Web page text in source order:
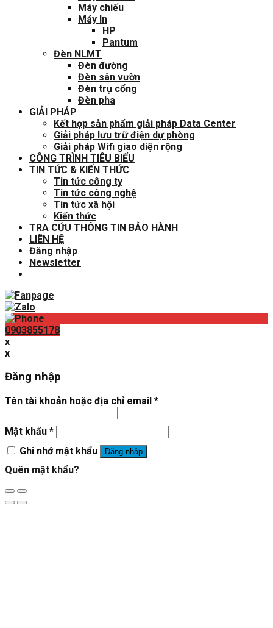
Máy chiếu
Máy In
HP
Pantum
Đèn NLMT
Đèn đường
Đèn sân vườn
Đèn trụ cổng
Đèn pha
GIẢI PHÁP
Kết hợp sản phẩm giải pháp Data Center
Giải pháp lưu trữ điện dự phòng
Giải pháp Wifi giao diện rộng
CÔNG TRÌNH TIÊU BIỂU
TIN TỨC & KIẾN THỨC
Tin tức công ty
Tin tức công nghệ
Tin tức xã hội
Kiến thức
TRA CỨU THÔNG TIN BẢO HÀNH
LIÊN HỆ
Đăng nhập
Newsletter
0903855178
x
x
Đăng nhập
Tên tài khoản hoặc địa chỉ email *
Mật khẩu *
Ghi nhớ mật khẩu
Đăng nhập
Quên mật khẩu?